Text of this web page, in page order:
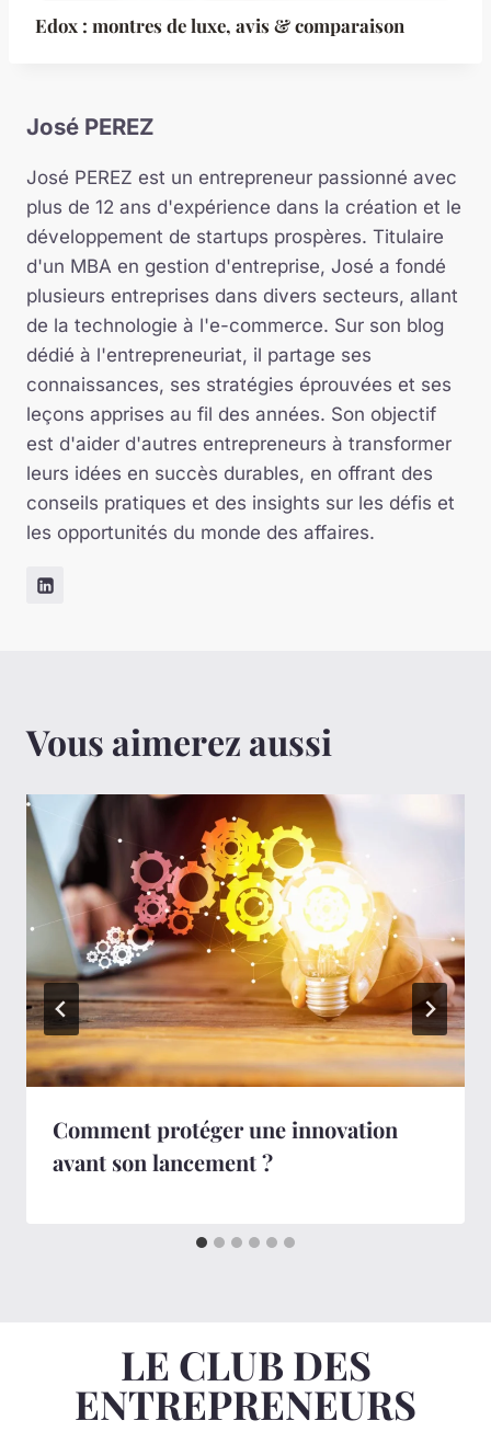
Edox : montres de luxe, avis & comparaison
José PEREZ
José PEREZ est un entrepreneur passionné avec
plus de 12 ans d'expérience dans la création et le
développement de startups prospères. Titulaire
d'un MBA en gestion d'entreprise, José a fondé
plusieurs entreprises dans divers secteurs, allant
de la technologie à l'e-commerce. Sur son blog
dédié à l'entrepreneuriat, il partage ses
connaissances, ses stratégies éprouvées et ses
leçons apprises au fil des années. Son objectif
est d'aider d'autres entrepreneurs à transformer
leurs idées en succès durables, en offrant des
conseils pratiques et des insights sur les défis et
les opportunités du monde des affaires.
Vous aimerez aussi
Comment protéger une innovation
avant son lancement ?
LE CLUB DES
ENTREPRENEURS